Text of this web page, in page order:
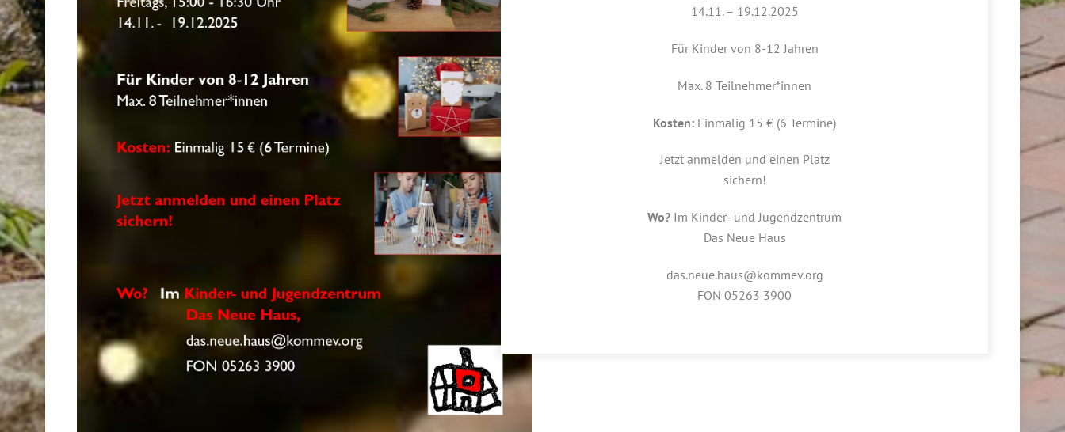
14.11. – 19.12.2025
Für Kinder von 8-12 Jahren
Max. 8 Teilnehmer*innen
Kosten: Einmalig 15 € (6 Termine)
Jetzt anmelden und einen Platz
sichern!
Wo? Im Kinder- und Jugendzentrum
Das Neue Haus
das.neue.haus@kommev.org
FON 05263 3900